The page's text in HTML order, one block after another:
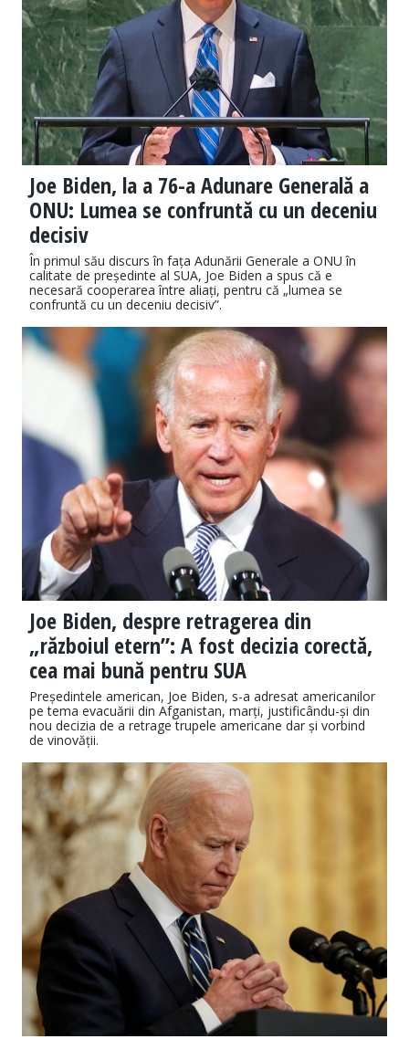
Joe Biden, la a 76-a Adunare Generală a
ONU: Lumea se confruntă cu un deceniu
decisiv
În primul său discurs în fața Adunării Generale a ONU în
calitate de președinte al SUA, Joe Biden a spus că e
necesară cooperarea între aliați, pentru că „lumea se
confruntă cu un deceniu decisiv”.
Joe Biden, despre retragerea din
„războiul etern”: A fost decizia corectă,
cea mai bună pentru SUA
Președintele american, Joe Biden, s-a adresat americanilor
pe tema evacuării din Afganistan, marți, justificându-și din
nou decizia de a retrage trupele americane dar și vorbind
de vinovății.